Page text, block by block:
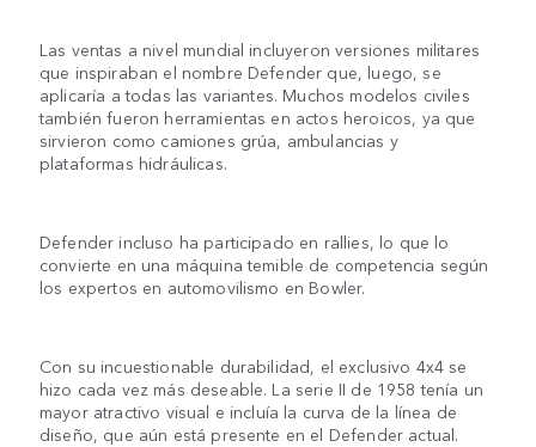
Las ventas a nivel mundial incluyeron versiones militares
que inspiraban el nombre Defender que, luego, se
aplicaría a todas las variantes. Muchos modelos civiles
también fueron herramientas en actos heroicos, ya que
sirvieron como camiones grúa, ambulancias y
plataformas hidráulicas.
Defender incluso ha participado en rallies, lo que lo
convierte en una máquina temible de competencia según
los expertos en automovilismo en Bowler.
Con su incuestionable durabilidad, el exclusivo 4x4 se
hizo cada vez más deseable. La serie II de 1958 tenía un
mayor atractivo visual e incluía la curva de la línea de
diseño, que aún está presente en el Defender actual.